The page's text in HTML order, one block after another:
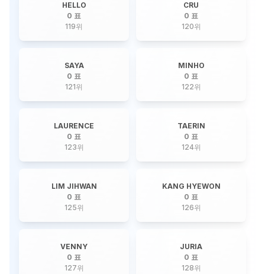
HELLO
0 표
119위
CRU
0 표
120위
SAYA
0 표
121위
MINHO
0 표
122위
LAURENCE
0 표
123위
TAERIN
0 표
124위
LIM JIHWAN
0 표
125위
KANG HYEWON
0 표
126위
VENNY
0 표
127위
JURIA
0 표
128위